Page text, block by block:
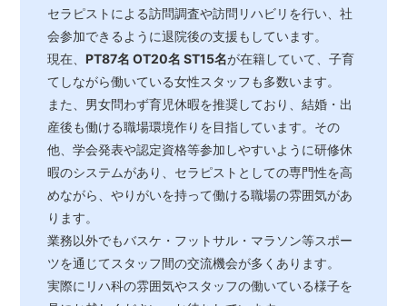
セラピストによる訪問調査や訪問リハビリを行い、社
会参加できるように退院後の支援もしています。
現在、PT87名 OT20名 ST15名が在籍していて、子育
てしながら働いている女性スタッフも多数います。
また、男女問わず育児休暇を推奨しており、結婚・出
産後も働ける職場環境作りを目指しています。その
他、学会発表や認定資格等参加しやすいように研修休
暇のシステムがあり、セラピストとしての専門性を高
めながら、やりがいを持って働ける職場の雰囲気があ
ります。
業務以外でもバスケ・フットサル・マラソン等スポー
ツを通じてスタッフ間の交流機会が多くあります。
実際にリハ科の雰囲気やスタッフの働いている様子を